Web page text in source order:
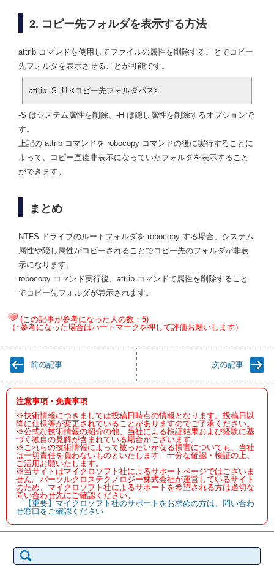
2. コピー先フォルダを表示する方法
attrib コマンドを使用してファイルの属性を削除することでコピー
先フォルダを表示させることが可能です。
attrib -S -H <コピー先フォルダパス>
-S はシステム属性を削除、-H は隠し属性を削除するオプションで
す。
上記の attrib コマンドを robocopy コマンドの後に実行することに
よって、コピー直後非表示になっていたフォルダを表示すること
ができます。
まとめ
NTFS ドライブのルートフォルダを robocopy する場合、システム
属性や隠し属性がコピーされることでコピー先のフォルダが非表
示になります。
robocopy コマンド実行後、attrib コマンドで属性を削除すること
でコピー先フォルダが表示されます。
(この記事が参考になった人の数： 5)
（↑参考になった場合はハートマークを押して評価お願いします）
前の記事 次の記事
注意事項・免責事項
※技術情報につきましては投稿日時点の情報となります。投稿日以
降に仕様等が変更されていることがありますのでご了承ください。
※公式な技術情報の紹介の他、当社による検証結果および経験に基
づく独自の見解が含まれている場合がございます。
※これらの技術情報によって被ったいかなる損害についても、当社
は一切責任を負わないものといたします。十分な確認・検証の上、
ご活用お願いたします。
※当サイトはマイクロソフト社によるサポートページではございま
せん。パーソルクロステクノロジー株式会社が運営しているサイト
のため、マイクロソフト社によるサポートを希望される方は適切な
問い合わせ先にご確認ください。
【重要】マイクロソフト社のサポートをお求めの方は、問い合わ
せ窓口をご確認ください
索: